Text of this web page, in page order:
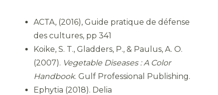
ACTA, (2016), Guide pratique de défense
des cultures, pp 341
Koike, S. T., Gladders, P., & Paulus, A. O.
(2007). Vegetable Diseases : A Color
Handbook. Gulf Professional Publishing.
Ephytia (2018). Delia